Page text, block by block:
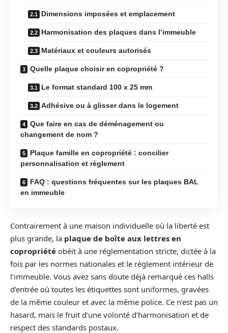
Dimensions imposées et emplacement
Harmonisation des plaques dans l’immeuble
Matériaux et couleurs autorisés
Quelle plaque choisir en copropriété ?
Le format standard 100 x 25 mm
Adhésive ou à glisser dans le logement
Que faire en cas de déménagement ou
changement de nom ?
Plaque famille en copropriété : concilier
personnalisation et règlement
FAQ : questions fréquentes sur les plaques BAL
en immeuble
Contrairement à une maison individuelle où la liberté est
plus grande, la plaque de boîte aux lettres en
copropriété obéit à une réglementation stricte, dictée à la
fois par les normes nationales et le règlement intérieur de
l’immeuble. Vous avez sans doute déjà remarqué ces halls
d’entrée où toutes les étiquettes sont uniformes, gravées
de la même couleur et avec la même police. Ce n’est pas un
hasard, mais le fruit d’une volonté d’harmonisation et de
respect des standards postaux.